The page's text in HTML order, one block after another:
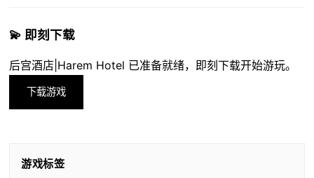
💫 即刻下载
后宫酒店|Harem Hotel 已准备就绪，即刻下载开始游玩。
下载游戏
游戏标签